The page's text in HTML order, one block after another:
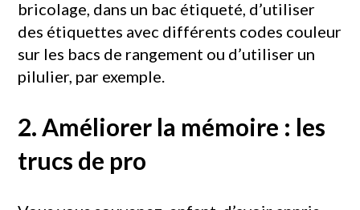
bricolage, dans un bac étiqueté, d’utiliser
des étiquettes avec différents codes couleur
sur les bacs de rangement ou d’utiliser un
pilulier, par exemple.
2. Améliorer la mémoire : les
trucs de pro